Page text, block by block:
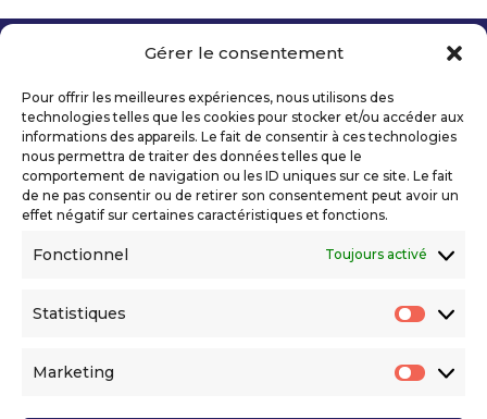
Gérer le consentement
Pour offrir les meilleures expériences, nous utilisons des
technologies telles que les cookies pour stocker et/ou accéder aux
informations des appareils. Le fait de consentir à ces technologies
nous permettra de traiter des données telles que le
comportement de navigation ou les ID uniques sur ce site. Le fait
de ne pas consentir ou de retirer son consentement peut avoir un
effet négatif sur certaines caractéristiques et fonctions.
Fonctionnel Toujours activé
Statistiques
Marketing
Mentions légales
Politique de confidentialité
Déclaration d’accessibilité numérique
Ils nous soutiennent